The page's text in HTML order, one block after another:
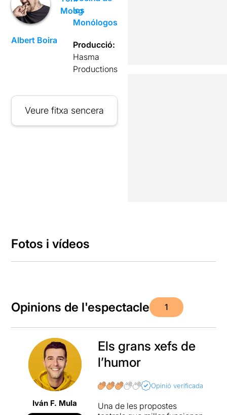
Moog
Albert Boira
los
Monólogos
Producció:
Hasma
Productions
Veure fitxa sencera
Fotos i vídeos
Opinions de l'espectacle 1
Iván F. Mula
Els grans xefs de
l’humor
Opinió verificada
Una de les propostes